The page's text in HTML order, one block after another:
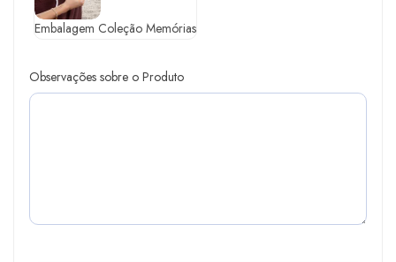
Embalagem Coleção Memórias
Observações sobre o Produto